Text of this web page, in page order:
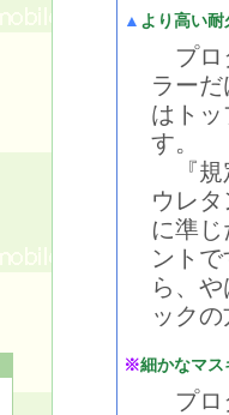
▲ より高い
プロ
ラー
はト
す。
『規
ウレ
に準
ント
ら、
ック
※細かなマス
プロ